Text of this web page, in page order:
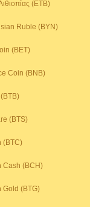
(ETB)
Ruble (BYN)
(BET)
Coin (BNB)
(BTS)
(BTC)
Cash (BCH)
Gold (BTG)